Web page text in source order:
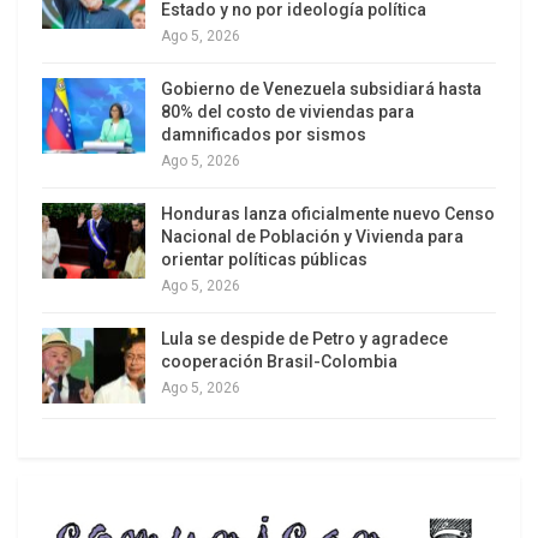
Islas Vírgenes de Estados Unidos.
Sabiéndose culpable, Estados Unidos ha
suspendido sanciones a su país tutelado, ha
ofrecido 150 millones de dólares en ayuda y ha
movilizado barcos y aviones militares, entre otras
medidas tras el desastre, en un país donde las ya
debilitadas infraestructuras médicas y su
escasez de recursos se ponen a prueba ante la
potente terremoto de magnitud 7,2 seguido
apenas 39 segundos después por otro aún mayor,
de intensidad 7,5.
Estado y no por ideología política
Ago 5, 2026
Gobierno de Venezuela subsidiará hasta
80% del costo de viviendas para
damnificados por sismos
Ago 5, 2026
Honduras lanza oficialmente nuevo Censo
Nacional de Población y Vivienda para
orientar políticas públicas
Ago 5, 2026
Lula se despide de Petro y agradece
cooperación Brasil-Colombia
Ago 5, 2026